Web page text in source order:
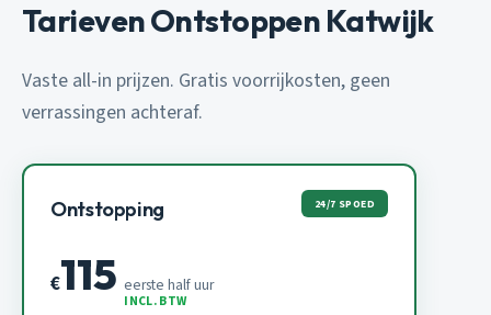
Tarieven Ontstoppen Katwijk
Vaste all-in prijzen. Gratis voorrijkosten, geen
verrassingen achteraf.
Ontstopping 24/7 SPOED
€115 eerste half uur
INCL. BTW